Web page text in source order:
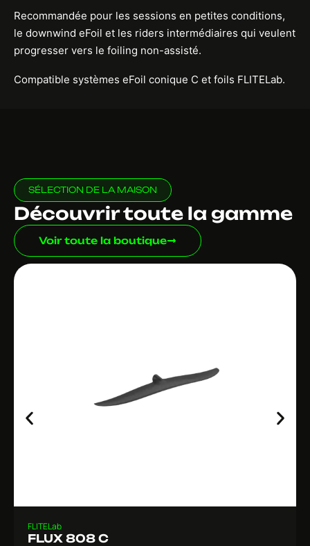
Recommandée pour les sessions en petites conditions,
le downwind eFoil et les riders intermédiaires qui veulent
progresser vers le foiling non-assisté.
Compatible systèmes eFoil conique C et foils FLITELab.
SÉLECTION DE LA MAISON
Découvrir toute la gamme
Voir toute la boutique
FLITELab
FLUX 808 C